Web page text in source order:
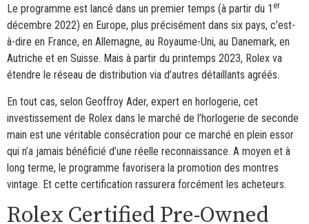
Le programme est lancé dans un premier temps (à partir du 1 er
décembre 2022) en Europe, plus précisément dans six pays, c’est-
à-dire en France, en Allemagne, au Royaume-Uni, au Danemark, en
Autriche et en Suisse. Mais à partir du printemps 2023, Rolex va
étendre le réseau de distribution via d’autres détaillants agréés.
En tout cas, selon Geoffroy Ader, expert en horlogerie, cet
investissement de Rolex dans le marché de l’horlogerie de seconde
main est une véritable consécration pour ce marché en plein essor
qui n’a jamais bénéficié d’une réelle reconnaissance. A moyen et à
long terme, le programme favorisera la promotion des montres
vintage. Et cette certification rassurera forcément les acheteurs.
Rolex Certified Pre-Owned